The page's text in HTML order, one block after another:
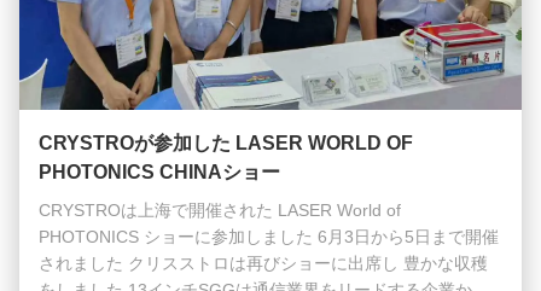
CRYSTROが参加した LASER WORLD OF
PHOTONICS CHINAショー
CRYSTROは上海で開催された LASER World of
PHOTONICS ショーに参加しました 6月3日から5日まで開催
されました クリスストロは再びショーに出席し 豊かな収穫